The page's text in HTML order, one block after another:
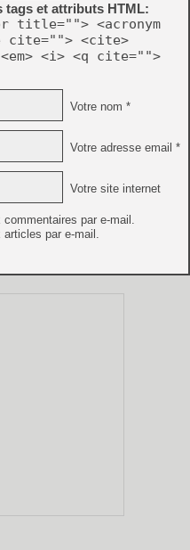
tags et attributs HTML:
title=""> <acronym
cite=""> <cite>
<i> <q cite="">
Votre nom *
Votre adresse email *
Votre site internet
par e-mail.
articles par e-mail.